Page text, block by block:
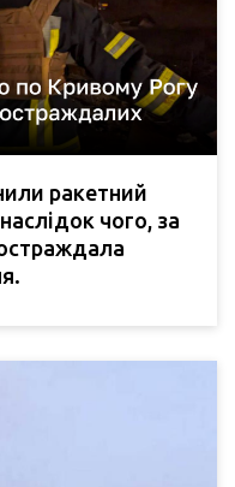
ракетний
чого, за